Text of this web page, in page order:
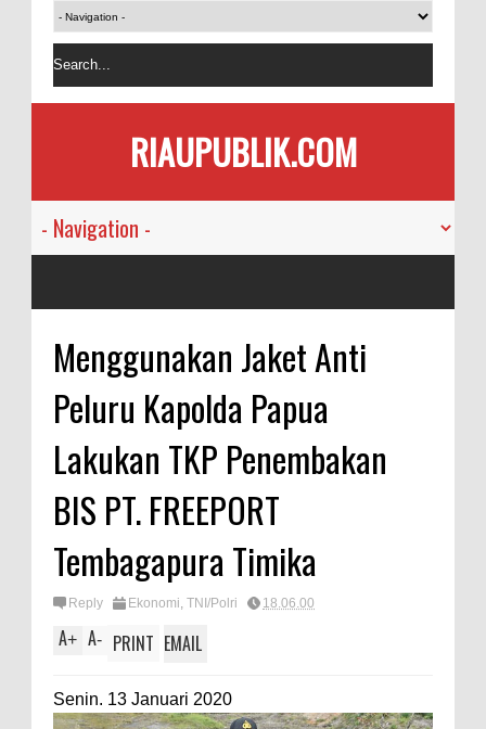
RIAUPUBLIK.COM
Menggunakan Jaket Anti
Peluru Kapolda Papua
Lakukan TKP Penembakan
BIS PT. FREEPORT
Tembagapura Timika
Reply Ekonomi, TNI/Polri 18.06.00
A+ A- PRINT EMAIL
Senin. 13 Januari 2020